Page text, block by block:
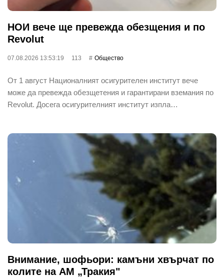
НОИ вече ще превежда обезщения и по
Revolut
07.08.2026 13:53:19 113 Общество
От 1 август Националният осигурителен институт вече
може да превежда обезщетения и гарантирани вземания по
Revolut. Досега осигурителният институт изпла…
Внимание, шофьори: камъни хвърчат по
колите на АМ „Тракия"